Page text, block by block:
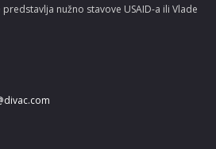
nužno stavove USAID-a ili Vlade